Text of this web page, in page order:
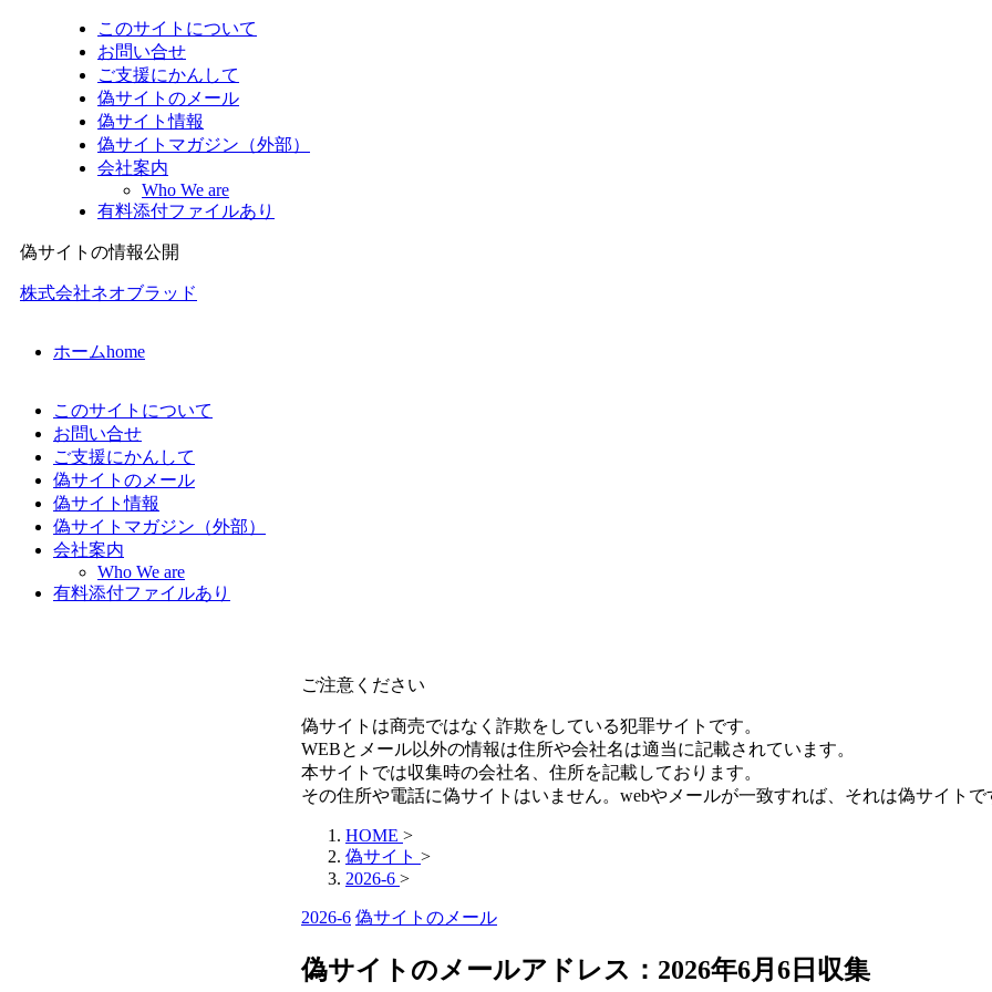
このサイトについて
お問い合せ
ご支援にかんして
偽サイトのメール
偽サイト情報
偽サイトマガジン（外部）
会社案内
Who We are
有料添付ファイルあり
偽サイトの情報公開
株式会社ネオブラッド
ホームhome
このサイトについて
お問い合せ
ご支援にかんして
偽サイトのメール
偽サイト情報
偽サイトマガジン（外部）
会社案内
Who We are
有料添付ファイルあり
ご注意ください
偽サイトは商売ではなく詐欺をしている犯罪サイトです。
WEBとメール以外の情報は住所や会社名は適当に記載されています。
本サイトでは収集時の会社名、住所を記載しております。
その住所や電話に偽サイトはいません。webやメールが一致すれば、それは偽サイトで
HOME >
偽サイト >
2026-6 >
2026-6 偽サイトのメール
偽サイトのメールアドレス：2026年6月6日収集